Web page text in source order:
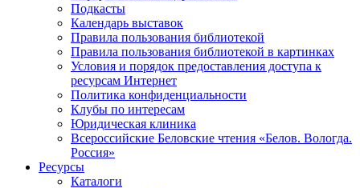
Подкасты
Календарь выставок
Правила пользования библиотекой
Правила пользования библиотекой в картинках
Условия и порядок предоставления доступа к
ресурсам Интернет
Политика конфиденциальности
Клубы по интересам
Юридическая клиника
Всероссийские Беловские чтения «Белов. Вологда.
Россия»
Ресурсы
Каталоги